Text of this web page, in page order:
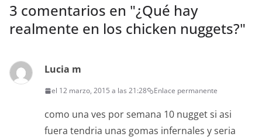
3 comentarios en "¿Qué hay
realmente en los chicken nuggets?"
Lucia m
el 12 marzo, 2015 a las 21:28 Enlace permanente
como una ves por semana 10 nugget si asi
fuera tendria unas gomas infernales y seria